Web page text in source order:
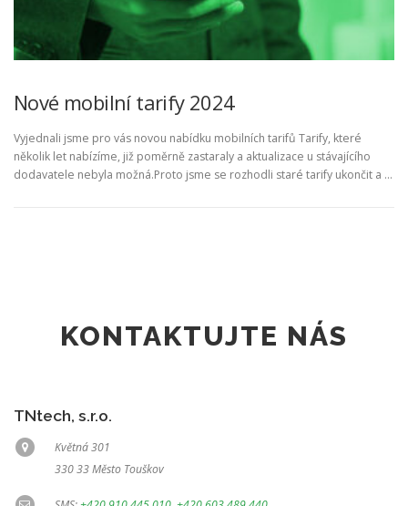
Nové mobilní tarify 2024
Vyjednali jsme pro vás novou nabídku mobilních tarifů Tarify, které
několik let nabízíme, již poměrně zastaraly a aktualizace u stávajícího
dodavatele nebyla možná.Proto jsme se rozhodli staré tarify ukončit a …
KONTAKTUJTE NÁS
TNtech, s.r.o.
Květná 301
330 33 Město Touškov